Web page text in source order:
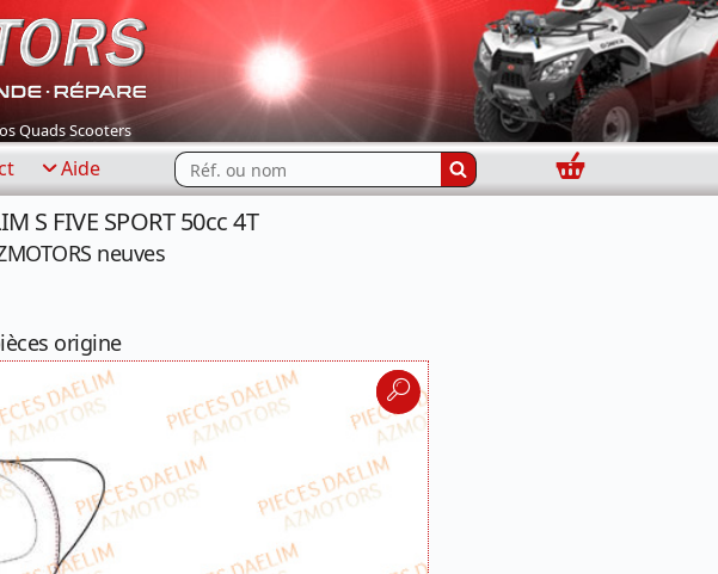
Quads Scooters
Aide Rechercher...
Panier
S FIVE SPORT 50cc 4T
neuves
origine